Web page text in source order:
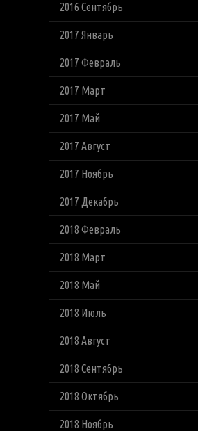
2016 Сентябрь
2017 Январь
2017 Февраль
2017 Март
2017 Май
2017 Август
2017 Ноябрь
2017 Декабрь
2018 Февраль
2018 Март
2018 Май
2018 Июль
2018 Август
2018 Сентябрь
2018 Октябрь
2018 Ноябрь